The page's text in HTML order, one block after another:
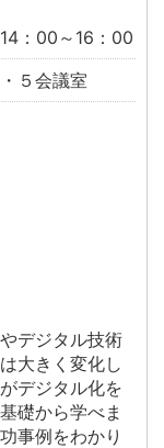
：00～16：00
５会議室
デジタル技術
大きく変化し
デジタル化を
礎から学べま
事例をわかり